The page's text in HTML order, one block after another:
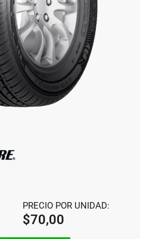
PRECIO POR UNIDAD:
$70,00